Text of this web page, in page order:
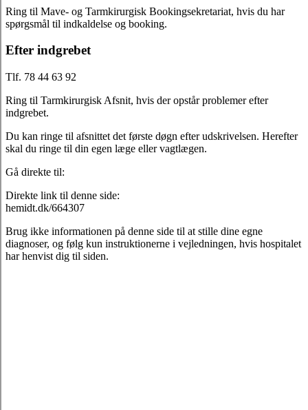
Ring til Mave- og Tarmkirurgisk Bookingsekretariat, hvis du har
spørgsmål til indkaldelse og booking.
Efter indgrebet
Tlf. 78 44 63 92
Ring til Tarmkirurgisk Afsnit, hvis der opstår problemer efter
indgrebet.
Du kan ringe til afsnittet det første døgn efter udskrivelsen. Herefter
skal du ringe til din egen læge eller vagtlægen.
Gå direkte til:
Direkte link til denne side:
hemidt.dk/664307
Brug ikke informationen på denne side til at stille dine egne
diagnoser, og følg kun instruktionerne i vejledningen, hvis hospitalet
har henvist dig til siden.